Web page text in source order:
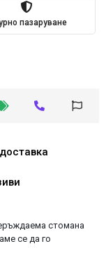
пазаруване
стомана
се да го